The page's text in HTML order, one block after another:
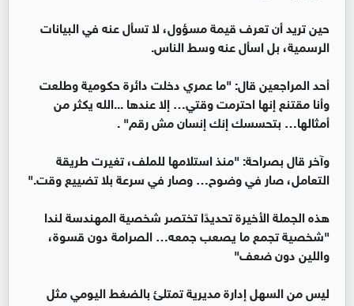
حين تريد أن تعرف قيمة مسؤول، لا تسأل عنه في البيانات
الرسمية، بل اسأل عنه وسط الناس.
أحد المراجعين قال: "ما عمري دخلت دائرة حكومية وطلعت
وأنا مقتنع إنها احترمت وقتي… إلا عندها ...الله يكثر من
أمثالها… بتحسسك إنك إنسان مش رقم" .
وآخر قال بصراحة: "منذ استلامها للملف، تغيرت طريقة
التعامل، صار في وضوح… وصار في سرعة بلا تضييع وقت."
هذه الجملة الأخيرة تحديدًا تختصر شخصية المهندسة لندا
"شخصية تجمع ما يصعب جمعه… الصرامة دون قسوة،
واللين دون ضعف"
ليس من السهل إدارة مديرية تمتلئ بالضغط اليومي مثل